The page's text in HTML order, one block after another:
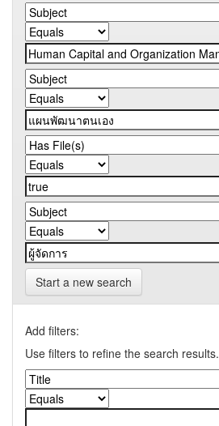
Start a new search
Add filters:
Use filters to refine the search results.